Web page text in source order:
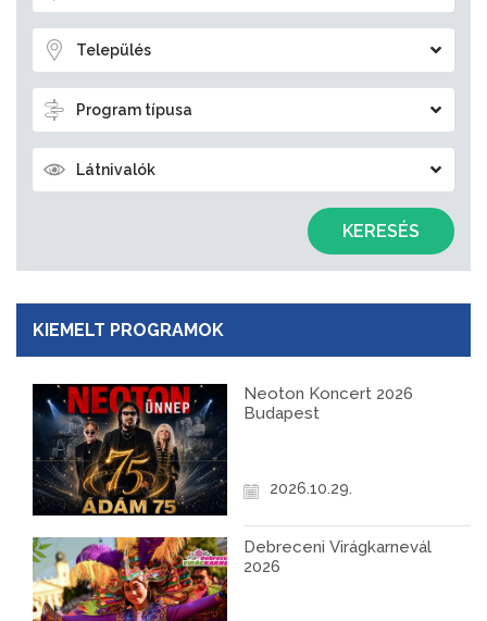
Település
Program típusa
Látnivalók
KERESÉS
KIEMELT PROGRAMOK
Neoton Koncert 2026
Budapest
2026.10.29.
Debreceni Virágkarnevál
2026